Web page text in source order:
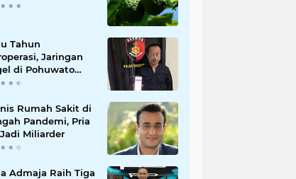
Tahun
Jaringan
di Pohuwato
Dibongkar
Rumah Sakit di
Pandemi, Pria
Miliarder
Admaja Raih Tiga